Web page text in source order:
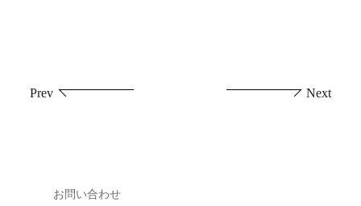
Prev Next
お問い合わせ